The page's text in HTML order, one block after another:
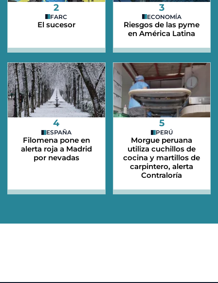
2
FARC
El sucesor
3
ECONOMÍA
Riesgos de las pyme
en América Latina
4
ESPAÑA
Filomena pone en
alerta roja a Madrid
por nevadas
5
PERÚ
Morgue peruana
utiliza cuchillos de
cocina y martillos de
carpintero, alerta
Contraloría